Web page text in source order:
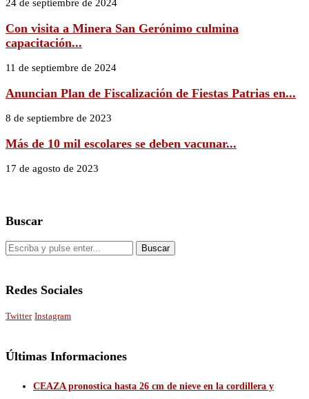
24 de septiembre de 2024
Con visita a Minera San Gerónimo culmina
capacitación...
11 de septiembre de 2024
Anuncian Plan de Fiscalización de Fiestas Patrias en...
8 de septiembre de 2023
Más de 10 mil escolares se deben vacunar...
17 de agosto de 2023
Buscar
Redes Sociales
Twitter Instagram
Últimas Informaciones
CEAZA pronostica hasta 26 cm de nieve en la cordillera y